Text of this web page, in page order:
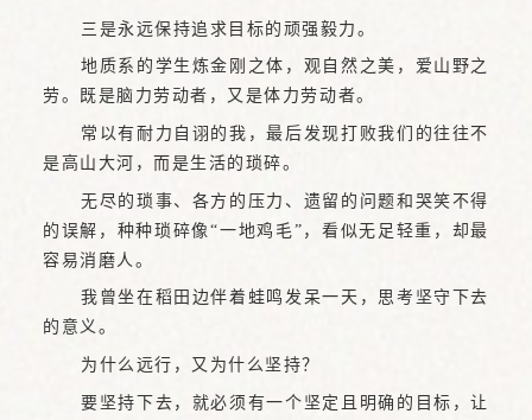
三是永远保持追求目标的顽强毅力。
地质系的学生炼金刚之体，观自然之美，爱山野之
劳。既是脑力劳动者，又是体力劳动者。
常以有耐力自诩的我，最后发现打败我们的往往不
是高山大河，而是生活的琐碎。
无尽的琐事、各方的压力、遗留的问题和哭笑不得
的误解，种种琐碎像“一地鸡毛”，看似无足轻重，却最
容易消磨人。
我曾坐在稻田边伴着蛙鸣发呆一天，思考坚守下去
的意义。
为什么远行，又为什么坚持？
要坚持下去，就必须有一个坚定且明确的目标，让